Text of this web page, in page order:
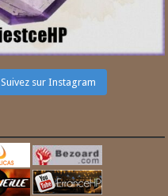
Suivez sur Instagram